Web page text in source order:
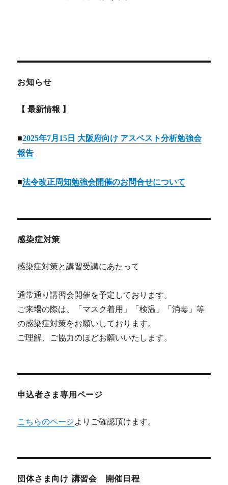
お知らせ
【 最新情報 】
■2025年7月15日 大阪府向け アスベスト分析勉強会
報告
■法令改正周知勉強会開催のお問合せについて
感染症対策
感染症対策と講習受講にあたって
通常通り講習会開催を予定しております。
ご来場の際は、「マスク着用」「検温」「消毒」等
の感染症対策をお願いしております。
ご理解、ご協力のほどお願いいたします。
申込者さま専用ページ
こちらのページよりご確認頂けます。
団体さま向け 講習会 開催日程